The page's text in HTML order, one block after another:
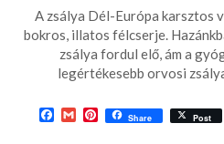
2016-
06-
30
A zsálya Dél-Európa karsztos
bokros, illatos félcserje.
zsálya fordul elő, ám a
legértékesebb orvosi
Facebook
GmailPinterest
Share Post